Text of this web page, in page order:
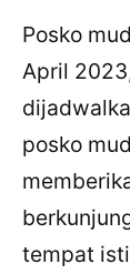
Posko
April
posko
tempat